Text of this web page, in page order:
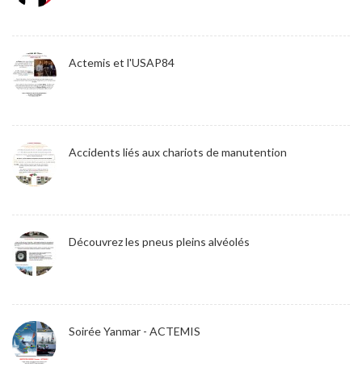
Actemis et l'USAP84
Accidents liés aux chariots de manutention
Découvrez les pneus pleins alvéolés
Soirée Yanmar - ACTEMIS